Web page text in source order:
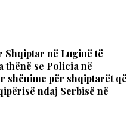
në Luginë të
thënë se Policia në
shënime për shqiptarët që
ndaj Serbisë në